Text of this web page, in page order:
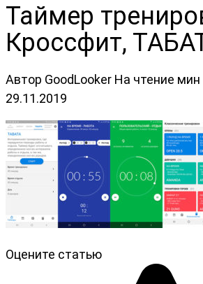
Таймер
Кроссфит,
Автор GoodLooker На чтение мин
29.11.2019
Оцените статью